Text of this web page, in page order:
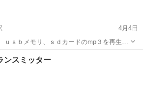
4月4日
ｕｓｂメモリ、ｓｄカードのmp３を再生し
聞こえます。 動作は未確認です。
駅 カーオーディオ
ンスミッター